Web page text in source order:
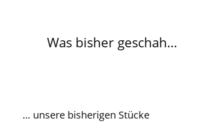
Was bisher geschah…
… unsere bisherigen Stücke